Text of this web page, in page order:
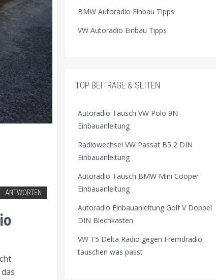
ANTWORTEN
BMW Autoradio Einbau Tipps
VW Autoradio Einbau Tipps
TOP BEITRÄGE & SEITEN
Autoradio Tausch VW Polo 9N
Einbauanleitung
Radiowechsel VW Passat B5 2 DIN
Einbauanleitung
Autoradio Tausch BMW Mini Cooper
Einbauanleitung
Autoradio Einbauanleitung Golf V Doppel
DIN Blechkasten
VW T5 Delta Radio gegen Fremdradio
tauschen was passt